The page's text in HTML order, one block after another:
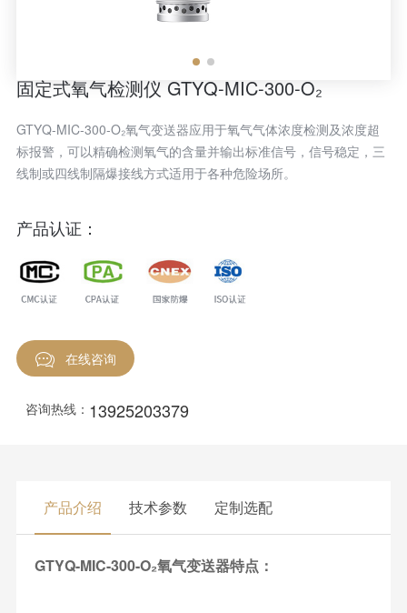
固定式氧气检测仪 GTYQ-MIC-300-O₂
GTYQ-MIC-300-O₂氧气变送器应用于氧气气体浓度检测及浓度超
标报警，可以精确检测氧气的含量并输出标准信号，信号稳定，三
线制或四线制隔爆接线方式适用于各种危险场所。
产品认证：
在线咨询
咨询热线： 13925203379
产品介绍 技术参数 定制选配
GTYQ-MIC-300-O₂氧气变送器特点：